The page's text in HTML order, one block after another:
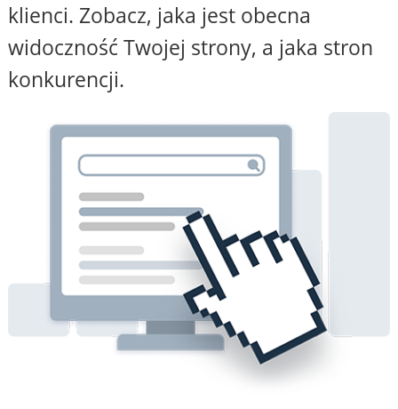
klienci. Zobacz, jaka jest obecna
widoczność Twojej strony, a jaka stron
konkurencji.